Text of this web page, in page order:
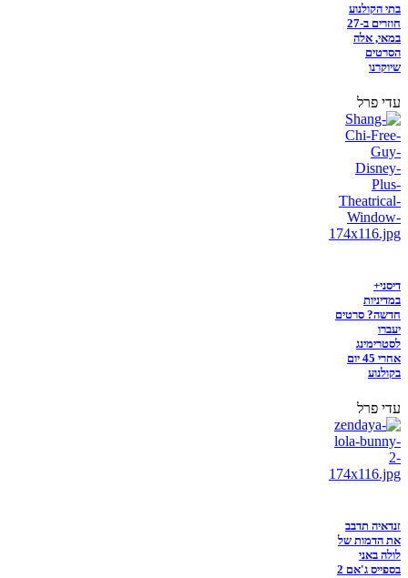
בתי הקולנוע
חוזרים ב-27
במאי, אלה
הסרטים
שיוקרנו
עדי פרל
דיסני+
במדיניות
חדשה? סרטים
יעברו
לסטרימינג
אחרי 45 יום
בקולנוע
עדי פרל
זנדאיה תדבב
את הדמות של
לולה באני
בספייס ג'אם 2